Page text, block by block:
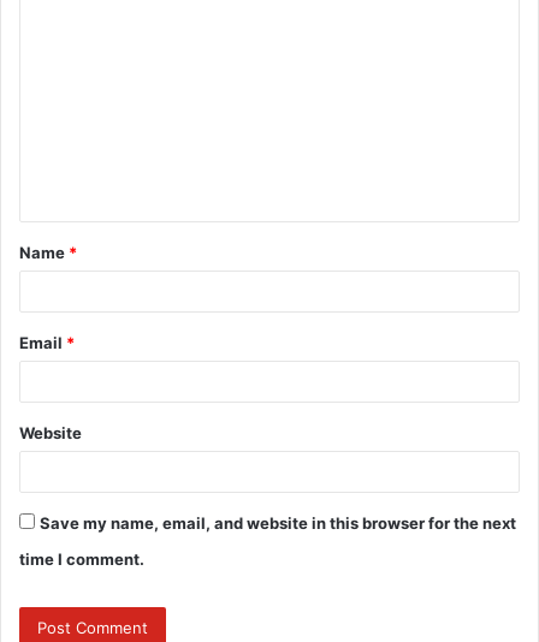
t
*
Name *
Email *
Website
Save my name, email, and website in this browser for the next
time I comment.